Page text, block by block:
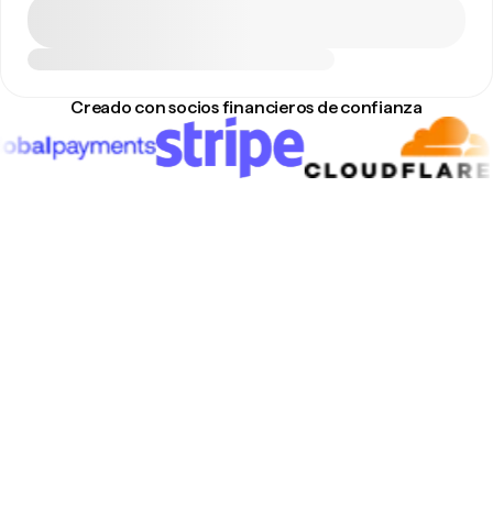
Creado con socios financieros de confianza